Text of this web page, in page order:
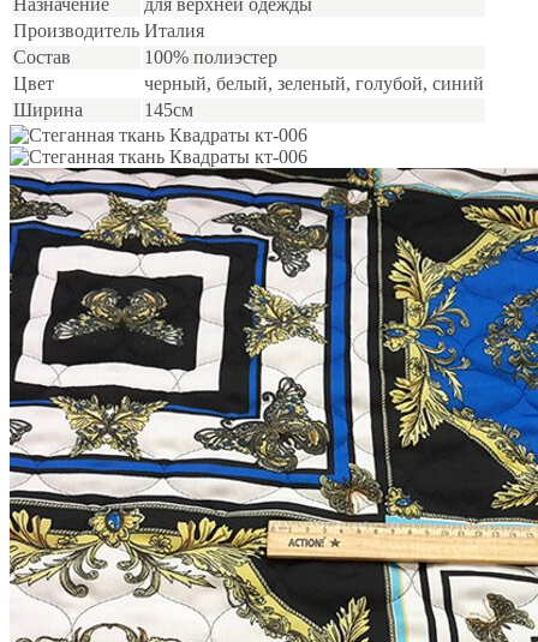
Производитель Италия
Состав
100% полиэстер
Цвет
черный, белый, зеленый, голубой, синий
Ширина
145см